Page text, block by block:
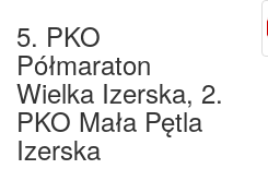
5. PKO
Półmaraton
Wielka Izerska, 2.
PKO Mała Pętla
Izerska